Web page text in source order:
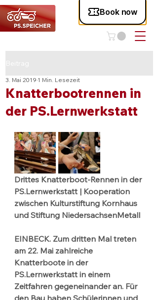
Knatterbootrennen in
der PS.Lernwerkstatt
3. Mai 2019 1 Min. Lesezeit
Drittes Knatterboot-Rennen in der
PS.Lernwerkstatt | Kooperation
zwischen Kulturstiftung Kornhaus
und Stiftung NiedersachsenMetall
EINBECK. Zum dritten Mal treten
am 22. Mai zahlreiche
Knatterboote in der
PS.Lernwerkstatt in einem
Zeitfahren gegeneinander an. Für
den Bau haben Schülerinnen und